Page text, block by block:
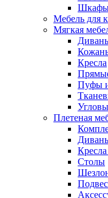
Шкафы
Мебель для
Мягкая
Кресла
Пуфы
Плетеная
Столы